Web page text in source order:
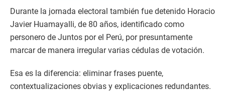
Durante la jornada electoral también fue detenido Horacio
Javier Huamayalli, de 80 años, identificado como
personero de Juntos por el Perú, por presuntamente
marcar de manera irregular varias cédulas de votación.
Esa es la diferencia: eliminar frases puente,
contextualizaciones obvias y explicaciones redundantes.